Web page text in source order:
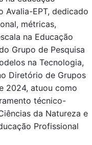
EPT, dedicado
métricas,
na Educação
Grupo de Pesquisa
na Tecnologia,
Diretório de Grupos
2024, atuou como
técnico-
da Natureza e
Profissional